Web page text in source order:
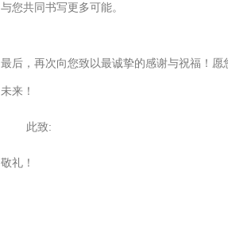
与您共同书写更多可能。
最后，再次向您致以最诚挚的感谢与祝福！
未来！
此致:
敬礼！